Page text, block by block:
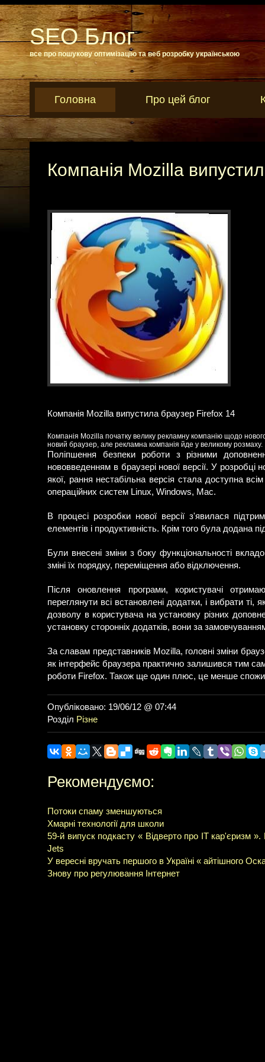
SEO Блог
все про пошукову оптимізацію та веб розробку українською
Головна Про цей блог
Компанія Mozilla
Компанія Mozilla випустила браузер Firefox 14
Компанія Mozilla початку велику рекламну компанію щодо
новий браузер, але рекламна компанія йде у великому розмаху.
Поліпшення безпеки роботи з різними
нововведенням в браузері нової версії. У розробці
якої, рання нестабільна версія стала доступна
операційних систем Linux, Windows, Mac.
В процесі розробки нової версії з'явилася
елементів і продуктивність. Крім того була додана
Були внесені зміни з боку функціональності
зміні їх порядку, переміщення або відключення.
Після оновлення програми, користувачі
переглянути всі встановлені додатки, і вибрати
дозволу в користувача на установку різних
установку сторонніх додатків, вони за
За славам представників Mozilla, головні зміни
як інтерфейс браузера практично залишився тим
роботи Firefox. Також ще один плюс, це менше
Опубліковано: 19/06/12 @ 07:44
Розділ Різне
Рекомендуємо:
Потоки спаму зменшуються
Хмарні технології для школи
59-й випуск подкасту « Відверто про IT кар'єризм
Jets
У вересні вручать першого в Україні « айтішного
Знову про регулювання Інтернет